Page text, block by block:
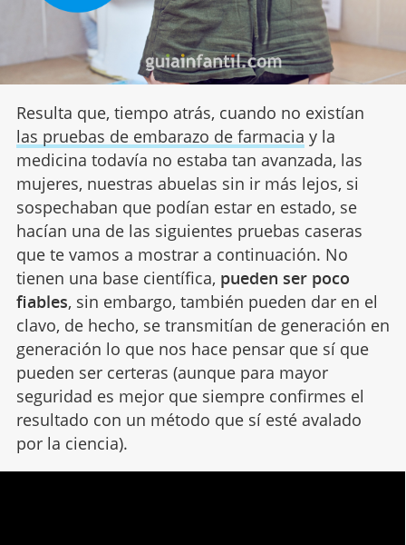
Resulta que, tiempo atrás, cuando no existían
las pruebas de embarazo de farmacia y la
medicina todavía no estaba tan avanzada, las
mujeres, nuestras abuelas sin ir más lejos, si
sospechaban que podían estar en estado, se
hacían una de las siguientes pruebas caseras
que te vamos a mostrar a continuación. No
tienen una base científica, pueden ser poco
fiables, sin embargo, también pueden dar en el
clavo, de hecho, se transmitían de generación en
generación lo que nos hace pensar que sí que
pueden ser certeras (aunque para mayor
seguridad es mejor que siempre confirmes el
resultado con un método que sí esté avalado
por la ciencia).